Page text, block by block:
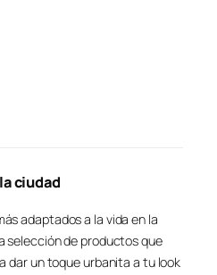
ciudad
adaptados a la vida en la
selección de productos que
dar un toque urbanita a tu look